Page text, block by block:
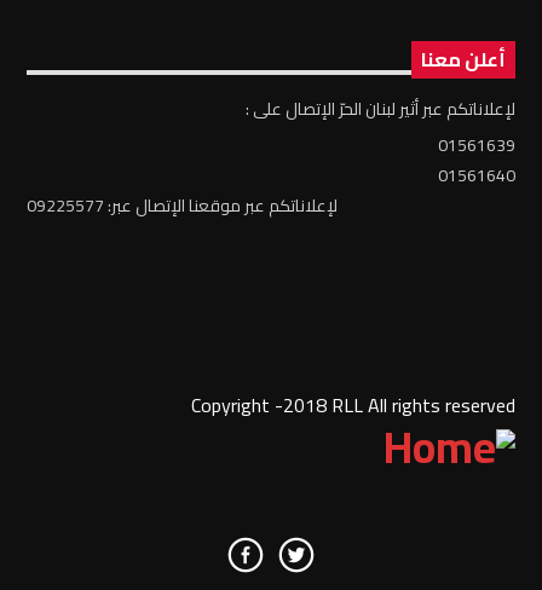
أعلن معنا
لإعلاناتكم عبر أثير لبنان الحرّ الإتصال على :
01561639
01561640
لإعلاناتكم عبر موقعنا الإتصال عبر: 09225577
Copyright -2018 RLL All rights reserved